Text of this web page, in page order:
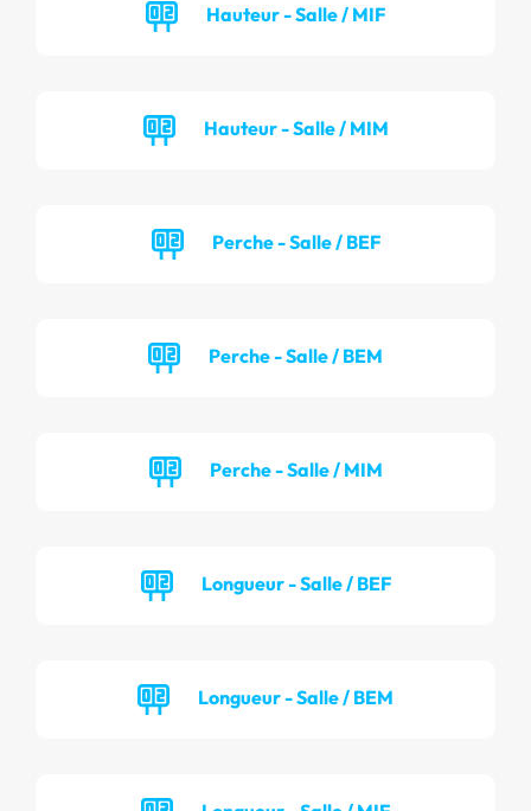
Hauteur - Salle / MIF
Hauteur - Salle / MIM
Perche - Salle / BEF
Perche - Salle / BEM
Perche - Salle / MIM
Longueur - Salle / BEF
Longueur - Salle / BEM